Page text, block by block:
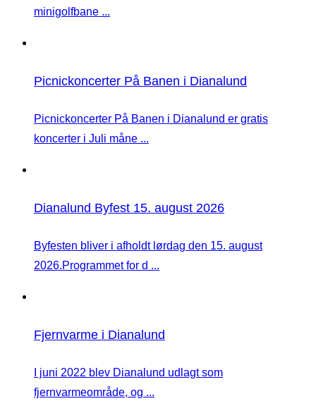
minigolfbane ...
Picnickoncerter På Banen i Dianalund
Picnickoncerter På Banen i Dianalund er gratis
koncerter i Juli måne ...
Dianalund Byfest 15. august 2026
Byfesten bliver i afholdt lørdag den 15. august
2026.Programmet for d ...
Fjernvarme i Dianalund
I juni 2022 blev Dianalund udlagt som
fjernvarmeområde, og ...